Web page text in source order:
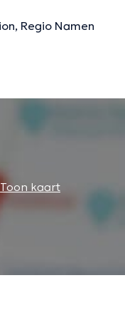
le besoin de vous
d’être soutenu(e)
Regio Namen
Toon kaart